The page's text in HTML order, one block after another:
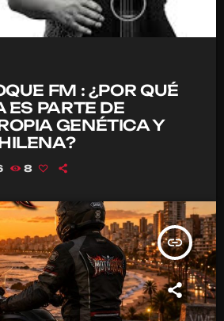
FM : ¿POR QUÉ
ES PARTE DE
GENÉTICA Y
8
insert_link